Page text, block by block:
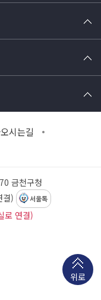
시는길
위로
70금천구청
결)
서울톡
로 연결)